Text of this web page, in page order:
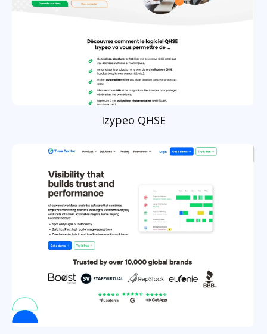
Izypeo QHSE